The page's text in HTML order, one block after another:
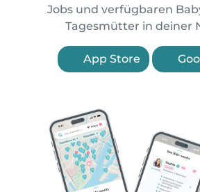
Jobs und verfügbaren
Tagesmütter in deiner
App Store